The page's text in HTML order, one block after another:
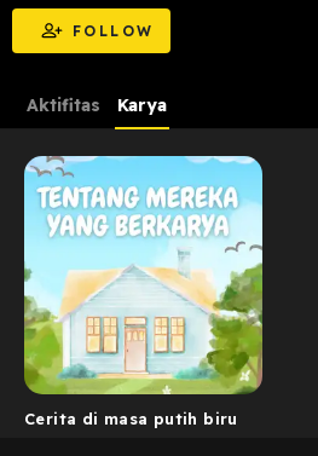
FOLLOW
Aktifitas Karya
Cerita di masa putih biru